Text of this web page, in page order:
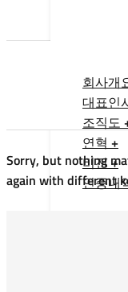
회사개
대표인
조직도
연혁 +
비전 +
인증내
Sorry, but nothing
again with different